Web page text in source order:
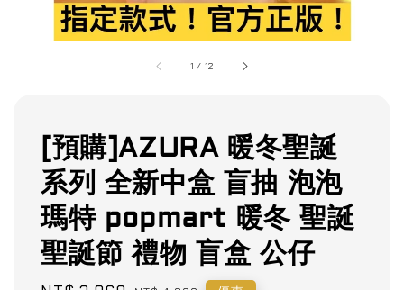
1 / 12
[預購]AZURA 暖冬聖誕
系列 全新中盒 盲抽 泡泡
瑪特 popmart 暖冬 聖誕
聖誕節 禮物 盲盒 公仔